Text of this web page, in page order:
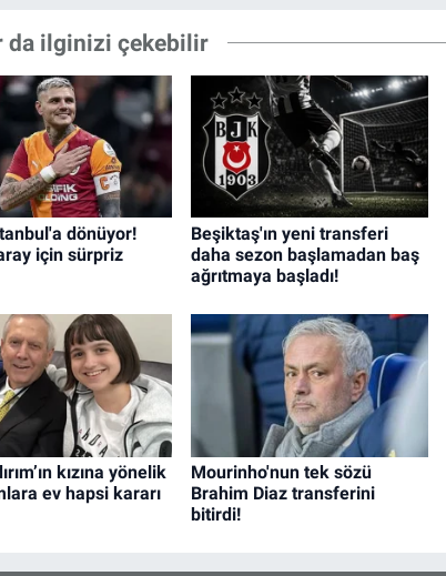
da ilginizi çekebilir
dönüyor!
için sürpriz
Beşiktaş'ın yeni transferi
daha sezon başlamadan baş
ağrıtmaya başladı!
kızına yönelik
ev hapsi kararı
Mourinho'nun tek sözü
Brahim Diaz transferini
bitirdi!